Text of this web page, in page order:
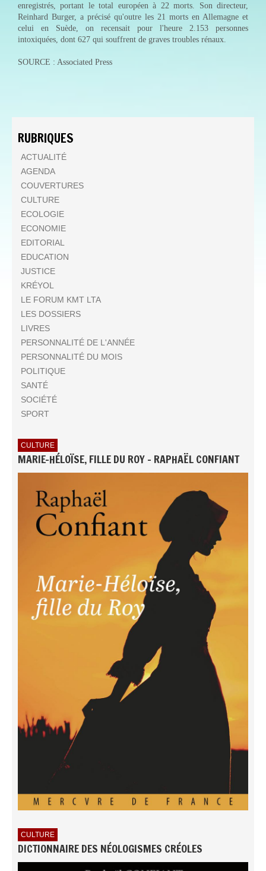
enregistrés, portant le total européen à 22 morts. Son directeur,
Reinhard Burger, a précisé qu'outre les 21 morts en Allemagne et
celui en Suède, on recensait pour l'heure 2.153 personnes
intoxiquées, dont 627 qui souffrent de graves troubles rénaux.
SOURCE : Associated Press
RUBRIQUES
ACTUALITÉ
AGENDA
COUVERTURES
CULTURE
ECOLOGIE
ECONOMIE
EDITORIAL
EDUCATION
JUSTICE
KRÉYOL
LE FORUM KMT LTA
LES DOSSIERS
LIVRES
PERSONNALITÉ DE L'ANNÉE
PERSONNALITÉ DU MOIS
POLITIQUE
SANTÉ
SOCIÉTÉ
SPORT
CULTURE
MARIE-HÉLOÏSE, FILLE DU ROY - RAPHAËL CONFIANT
CULTURE
DICTIONNAIRE DES NÉOLOGISMES CRÉOLES